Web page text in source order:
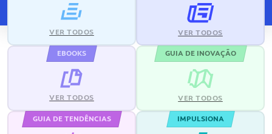
VER TODOS VER TODOS
EBOOKS
VER TODOS
GUIA DE INOVAÇÃO
VER TODOS
GUIA DE TENDÊNCIAS IMPULSIONA